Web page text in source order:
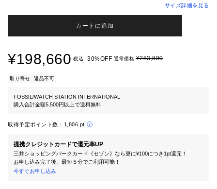
サイズ詳細を見る
カートに追加
¥198,660 税込 30%OFF 通常価格¥283,800
取り寄せ 返品不可
FOSSIL/WATCH STATION INTERNATIONAL
購入合計金額5,500円以上で送料無料
取得予定ポイント数： 1,806 pt
提携クレジットカードで還元率UP
三井ショッピングパークカード《セゾン》なら更に¥100につき1pt還元！
お申し込み完了後、最短５分でご利用可能！
今すぐお申し込み